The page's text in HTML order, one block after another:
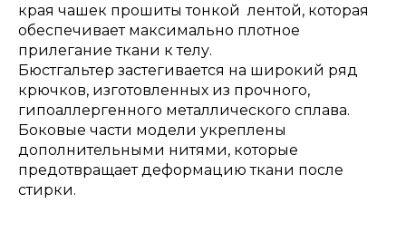
края чашек прошиты тонкой лентой, которая
обеспечивает максимально плотное
прилегание ткани к телу.
Бюстгальтер застегивается на широкий ряд
крючков, изготовленных из прочного,
гипоаллергенного металлического сплава.
Боковые части модели укреплены
дополнительными нитями, которые
предотвращает деформацию ткани после
стирки.